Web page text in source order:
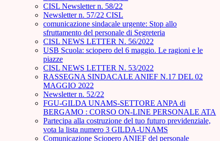
CISL Newsletter n. 58/22
Newsletter n. 57/22 CISL
comunicazione sindacale urgente: Stop allo
sfruttamento del personale di Segreteria
CISL NEWS LETTER N. 56/2022
USB Scuola: sciopero del 6 maggio. Le ragioni e le
piazze
CISL NEWS LETTER N. 53/2022
RASSEGNA SINDACALE ANIEF N.17 DEL 02
MAGGIO 2022
Newsletter n. 52/22
FGU-GILDA UNAMS-SETTORE ANPA di
BERGAMO : CORSO ON-LINE PERSONALE ATA
Partecipa alla costruzione del tuo futuro previdenziale,
vota la lista numero 3 GILDA-UNAMS
Comunicazione Sciopero ANIEF del personale